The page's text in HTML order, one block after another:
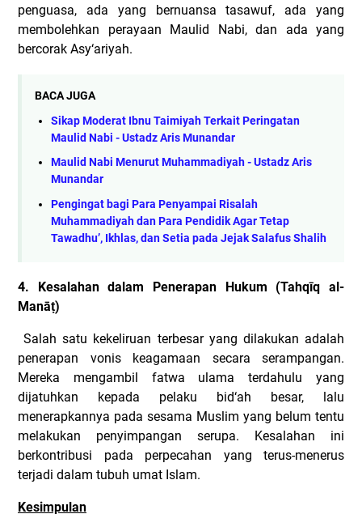
penguasa, ada yang bernuansa tasawuf, ada yang
membolehkan perayaan Maulid Nabi, dan ada yang
bercorak Asy‘ariyah.
BACA JUGA
Sikap Moderat Ibnu Taimiyah Terkait Peringatan
Maulid Nabi - Ustadz Aris Munandar
Maulid Nabi Menurut Muhammadiyah - Ustadz Aris
Munandar
Pengingat bagi Para Penyampai Risalah
Muhammadiyah dan Para Pendidik Agar Tetap
Tawadhu’, Ikhlas, dan Setia pada Jejak Salafus Shalih
4. Kesalahan dalam Penerapan Hukum (Tahqīq al-
Manāṭ)
Salah satu kekeliruan terbesar yang dilakukan adalah
penerapan vonis keagamaan secara serampangan.
Mereka mengambil fatwa ulama terdahulu yang
dijatuhkan kepada pelaku bid‘ah besar, lalu
menerapkannya pada sesama Muslim yang belum tentu
melakukan penyimpangan serupa. Kesalahan ini
berkontribusi pada perpecahan yang terus-menerus
terjadi dalam tubuh umat Islam.
Kesimpulan